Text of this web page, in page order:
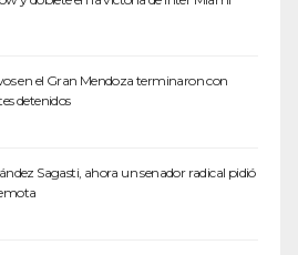
en el Gran Mendoza terminaron con
detenidos
Sagasti, ahora un senador radical pidió